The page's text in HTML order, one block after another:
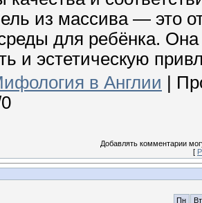
из массива — это
для ребёнка. Она
и эстетическую
в Англии
0
Добавлять комментарии
[
Пн Вт